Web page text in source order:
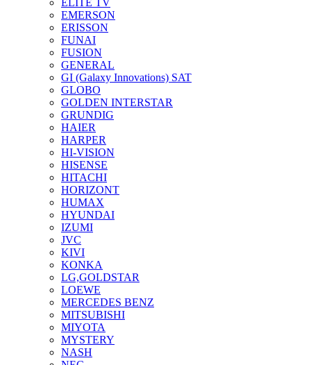
ELITE TV
EMERSON
ERISSON
FUNAI
FUSION
GENERAL
GI (Galaxy Innovations) SAT
GLOBO
GOLDEN INTERSTAR
GRUNDIG
HAIER
HARPER
HI-VISION
HISENSE
HITACHI
HORIZONT
HUMAX
HYUNDAI
IZUMI
JVC
KIVI
KONKA
LG,GOLDSTAR
LOEWE
MERCEDES BENZ
MITSUBISHI
MIYOTA
MYSTERY
NASH